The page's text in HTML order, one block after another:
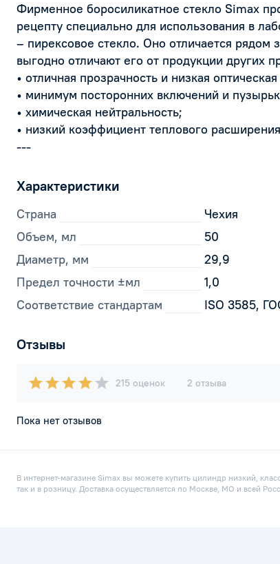
Фирменное боросиликатное стекло Simax
рецепту специально для использования в
– пирексовое стекло. Оно отличается рядом
выгодно отличают его от продукции других
• отличная прозрачность и низкая
• минимум посторонних включений и
• химическая нейтральность;
• низкий коэффициент теплового
---
Характеристики
Страна
Чехия
Объем, мл
50
Диаметр, мм
29,9
Предел точности ±мл
1,0
Соответствие стандартам
ISO 3585,
Отзывы
215 оценок 2 отзыва
Пока нет отзывов
В интернет-магазине Simax вы можете купить цилиндр низкий,
так и в розницу. Доставка осуществляется по Москве, МО и всей